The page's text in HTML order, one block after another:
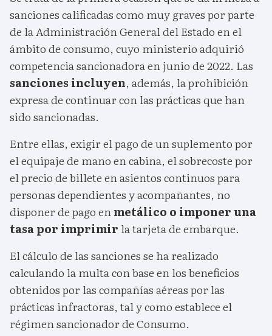
sanciones calificadas como muy graves por parte
de la Administración General del Estado en el
ámbito de consumo, cuyo ministerio adquirió
competencia sancionadora en junio de 2022. Las
sanciones incluyen, además, la prohibición
expresa de continuar con las prácticas que han
sido sancionadas.
Entre ellas, exigir el pago de un suplemento por
el equipaje de mano en cabina, el sobrecoste por
el precio de billete en asientos continuos para
personas dependientes y acompañantes, no
disponer de pago enmetálico o imponer una
tasa por imprimir la tarjeta de embarque.
El cálculo de las sanciones se ha realizado
calculando la multa con base en los beneficios
obtenidos por las compañías aéreas por las
prácticas infractoras, tal y como establece el
régimen sancionador de Consumo.